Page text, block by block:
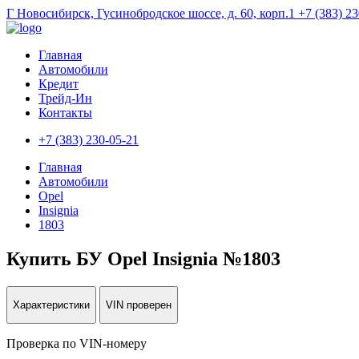
Г Новосибирск, Гусинобродское шоссе, д. 60, корп.1 +7 (383)
Главная
Автомобили
Кредит
Трейд-Ин
Контакты
+7 (383) 230-05-21
Главная
Автомобили
Opel
Insignia
1803
Купить БУ Opel Insignia №1803
Характеристики VIN проверен
Проверка по VIN-номеру